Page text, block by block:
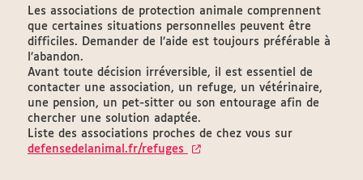
Les associations de protection animale comprennent
que certaines situations personnelles peuvent être
difficiles. Demander de l’aide est toujours préférable à
l’abandon.
Avant toute décision irréversible, il est essentiel de
contacter une association, un refuge, un vétérinaire,
une pension, un pet-sitter ou son entourage afin de
chercher une solution adaptée.
Liste des associations proches de chez vous sur
defensedelanimal.fr/refuges